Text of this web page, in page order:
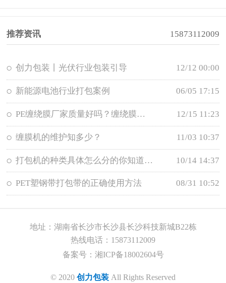
推荐资讯 15873112009
创力包装丨光伏行业包装引导 12/12 00:00
新能源电池行业打包案例 06/05 17:15
PE缠绕膜厂家质量好吗？缠绕膜的特征用途有哪些 12/15 11:23
缠膜机的维护知多少？ 11/03 10:37
打包机的种类具体怎么分的你知道吗？ 10/14 14:37
PET塑钢带打包带的正确使用方法 08/31 10:52
地址：湖南省长沙市长沙县长沙科技新城B22栋
热线电话：15873112009
备案号： 湘ICP备18002604号
© 2020 创力包装 All Rights Reserved